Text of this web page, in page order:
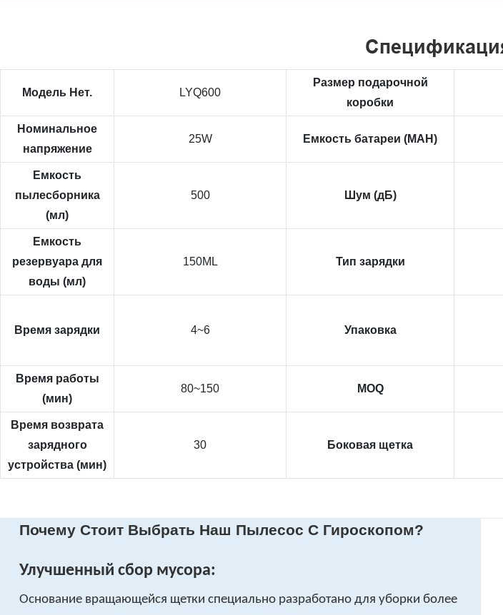
Модель Нет. LYQ600
Размер подарочной
коробки
Номинальное
напряжение
25W Емкость батареи (MAH)
Емкость
пылесборника
(мл)
500 Шум (дБ)
Емкость
резервуара для
воды (мл)
150ML Тип зарядки
Время зарядки 4~6 Упаковка
Время работы
(мин)
80~150 MOQ
Время возврата
зарядного
устройства (мин)
30 Боковая щетка
Почему Стоит Выбрать Наш Пылесос С Гироскопом?
Улучшенный сбор мусора:
Основание вращающейся щетки специально разработано для уборки более